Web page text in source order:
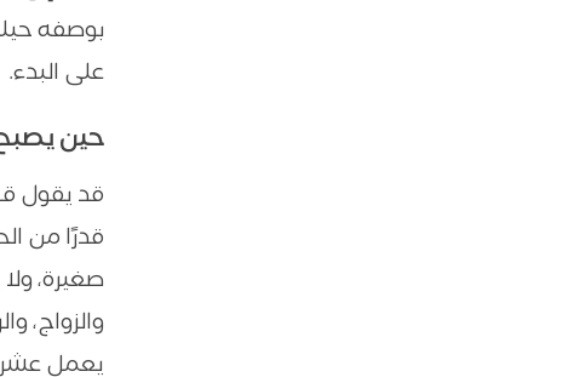
بوصفه
على البدء.
حين يصبح
قد يقول
قدرًا من
صغيرة،
والزواج،
يعمل عشر